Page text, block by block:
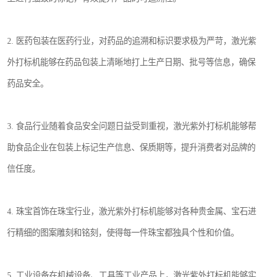
2. 医药包装在医药行业，对药品的追溯和标识要求极为严苛，激光紫
外打标机能够在药品包装上清晰地打上生产日期、批号等信息，确保
药品安全。
3. 食品行业随着食品安全问题日益受到重视，激光紫外打标机能够帮
助食品企业在包装上标记生产信息、保质期等，提升消费者对品牌的
信任度。
4. 珠宝首饰在珠宝行业，激光紫外打标机能够对各种贵金属、宝石进
行精细的图案雕刻和铭刻，使得每一件珠宝都独具个性和价值。